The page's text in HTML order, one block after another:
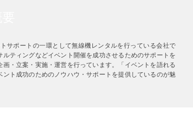
サポートの一環として無線機レンタルを行っている会社で
ティングなどイベント開催を成功させるためのサポートを
・立案・実施・運営を行っています。「イベントを語れる
ト成功のためのノウハウ・サポートを提供しているのが魅